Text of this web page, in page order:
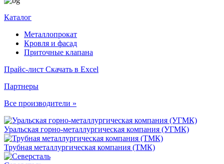
Каталог
Металлопрокат
Кровля и фасад
Приточные клапана
Прайс-лист Скачать в Excel
Партнеры
Все производители »
Уральская горно-металлургическая компания (УГМК)
Трубная металлургическая компания (ТМК)